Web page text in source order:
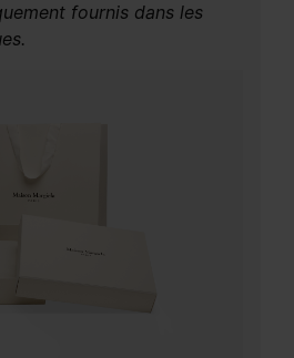
fournis dans les